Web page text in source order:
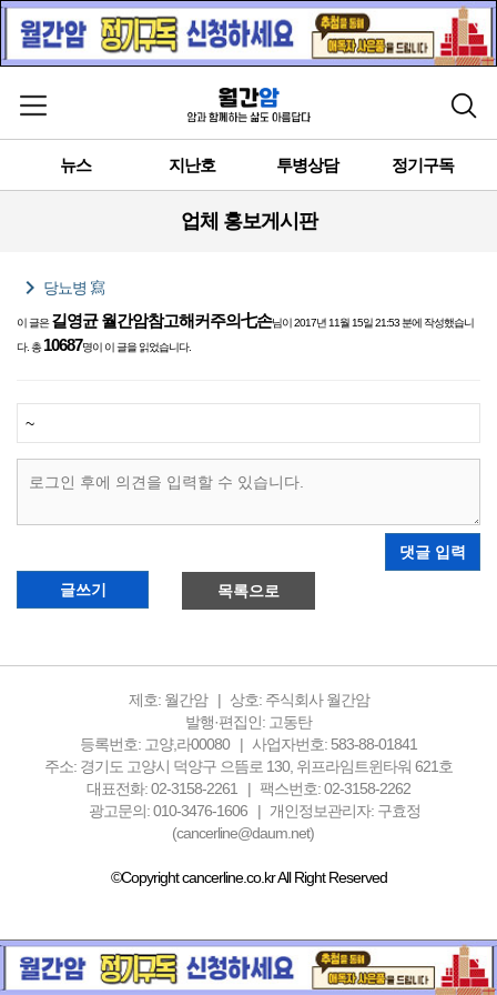
메뉴 열기 검색
뉴스 지난호 투병상담 정기구독
업체 홍보게시판
chevron_right 당뇨병 寫
이 글은길영균 월간암참고해커주의七손님이 2017년 11월 15일 21:53 분에 작성했습니
다. 총10687명이 이 글을 읽었습니다.
~
댓글 입력
글쓰기 목록으로
제호: 월간암
상호: 주식회사 월간암
발행·편집인: 고동탄
등록번호: 고양,라00080
사업자번호: 583-88-01841
주소: 경기도 고양시 덕양구 으뜸로 130, 위프라임트윈타워 621호
대표전화: 02-3158-2261
팩스번호: 02-3158-2262
광고문의: 010-3476-1606
개인정보관리자: 구효정
(cancerline@daum.net)
©Copyright cancerline.co.kr All Right Reserved